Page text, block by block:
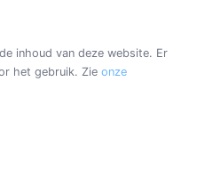
inhoud van deze website. Er
het gebruik. Zieonze